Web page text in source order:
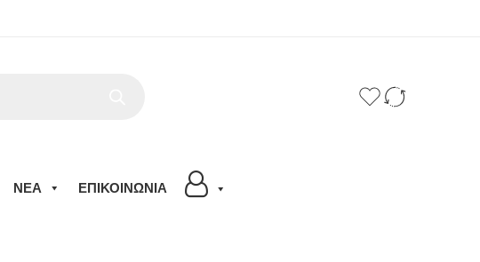
ΝΕΑ ΕΠΙΚΟΙΝΩΝΙΑ